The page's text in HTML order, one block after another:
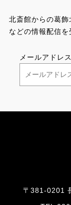
北斎館からの葛
などの情報配信を
メールアドレス
〒381-0201